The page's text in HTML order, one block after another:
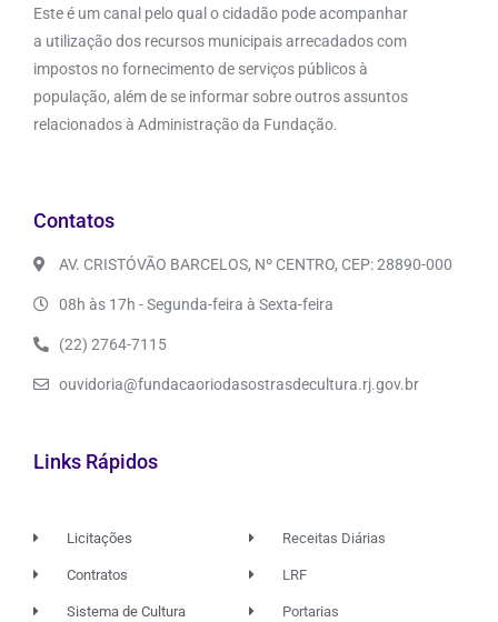
Este é um canal pelo qual o cidadão pode acompanhar
a utilização dos recursos municipais arrecadados com
impostos no fornecimento de serviços públicos à
população, além de se informar sobre outros assuntos
relacionados à Administração da Fundação.
Contatos
AV. CRISTÓVÃO BARCELOS, Nº CENTRO, CEP: 28890-000
08h às 17h - Segunda-feira à Sexta-feira
(22) 2764-7115
ouvidoria@fundacaoriodasostrasdecultura.rj.gov.br
Links Rápidos
Licitações
Contratos
Sistema de Cultura
Receitas Diárias
LRF
Portarias